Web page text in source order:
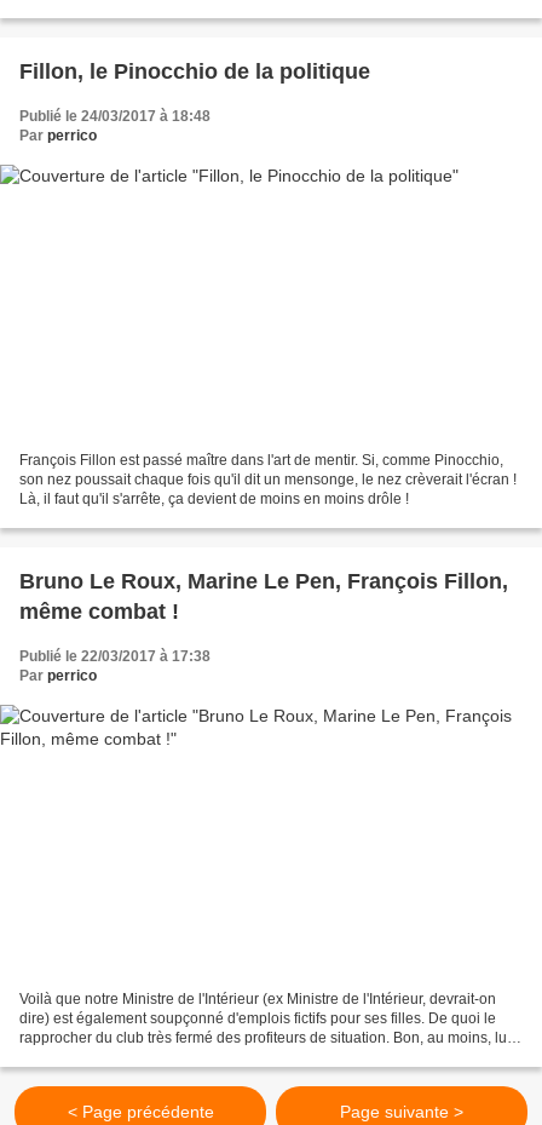
Fillon, le Pinocchio de la politique
Publié le 24/03/2017 à 18:48
Par perrico
François Fillon est passé maître dans l'art de mentir. Si, comme Pinocchio,
son nez poussait chaque fois qu'il dit un mensonge, le nez crèverait l'écran !
Là, il faut qu'il s'arrête, ça devient de moins en moins drôle !
Bruno Le Roux, Marine Le Pen, François Fillon,
même combat !
Publié le 22/03/2017 à 17:38
Par perrico
Voilà que notre Ministre de l'Intérieur (ex Ministre de l'Intérieur, devrait-on
dire) est également soupçonné d'emplois fictifs pour ses filles. De quoi le
rapprocher du club très fermé des profiteurs de situation. Bon, au moins, lui à
< Page précédente Page suivante >